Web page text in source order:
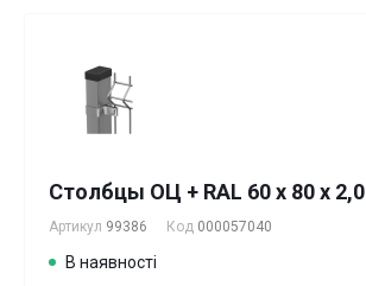
Столбцы ОЦ + RAL 60 х 80 х 2,0
Артикул 99386 Код 000057040
В наявності